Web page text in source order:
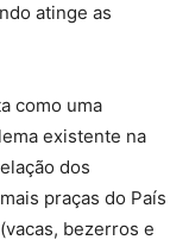
atinge as
como uma
existente na
dos
praças do País
bezerros e